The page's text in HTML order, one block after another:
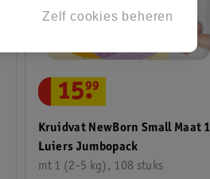
Kruidvat NewBorn Small Maat 1
Luiers Jumbopack
mt 1 (2-5 kg), 108 stuks
15.
99
Zelf cookies beheren